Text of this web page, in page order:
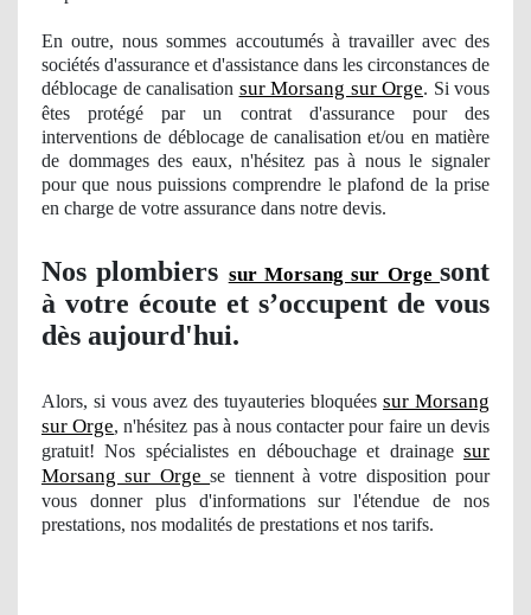
En outre, nous sommes accoutumés à travailler avec des
sociétés d'assurance et d'assistance dans les circonstances de
déblocage de canalisation sur Morsang sur Orge. Si vous
êtes protégé par un contrat d'assurance pour des
interventions de déblocage de canalisation et/ou en matière
de dommages des eaux, n'hésitez pas à nous le signaler
pour que nous puissions comprendre le plafond de la prise
en charge de votre assurance dans notre devis.
Nosplombiers sur Morsang sur Orgesont
à votre écoute et s’occupent de vous
dès aujourd'hui.
Alors, si vous avez des tuyauteries bloquées sur Morsang
sur Orge, n'hésitez pas à nous contacter pour faire un devis
gratuit! Nos spécialistes en débouchage et drainage sur
Morsang sur Orgese tiennent à votre disposition pour
vous donner plus d'informations sur l'étendue de nos
prestations, nos modalités de prestations et nos tarifs.